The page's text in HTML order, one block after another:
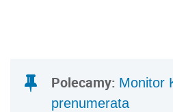
Polecamy: Monitor
prenumerata